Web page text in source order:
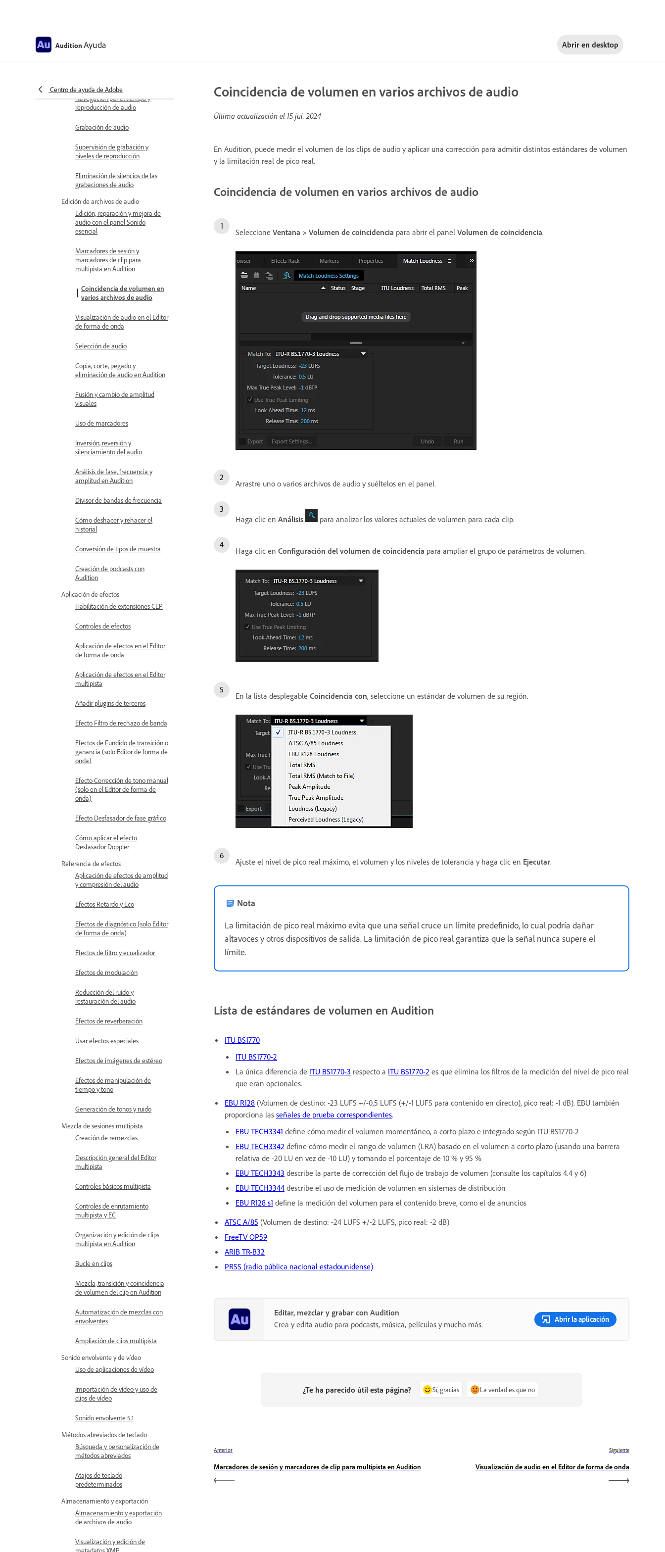
Audition Ayuda Abrir en desktop
Centro de ayuda de Adobe
Extracción de audio desde CD
Navegación por el tiempo y
reproducción de audio
Grabación de audio
Supervisión de grabación y
niveles de reproducción
Eliminación de silencios de las
grabaciones de audio
Edición de archivos de audio
Edición, reparación y mejora de
audio con el panel Sonido
esencial
Marcadores de sesión y
marcadores de clip para
multipista en Audition
Coincidencia de volumen en
varios archivos de audio
Visualización de audio en el Editor
de forma de onda
Selección de audio
Copia, corte, pegado y
eliminación de audio en Audition
Fusión y cambio de amplitud
visuales
Uso de marcadores
Inversión, reversión y
silenciamiento del audio
Análisis de fase, frecuencia y
amplitud en Audition
Divisor de bandas de frecuencia
Cómo deshacer y rehacer el
historial
Conversión de tipos de muestra
Creación de podcasts con
Audition
Aplicación de efectos
Habilitación de extensiones CEP
Controles de efectos
Aplicación de efectos en el Editor
de forma de onda
Aplicación de efectos en el Editor
multipista
Añadir plugins de terceros
Efecto Filtro de rechazo de banda
Efectos de Fundido de transición o
ganancia (solo Editor de forma de
onda)
Efecto Corrección de tono manual
(solo en el Editor de forma de
onda)
Efecto Desfasador de fase gráfico
Cómo aplicar el efecto
Desfasador Doppler
Referencia de efectos
Aplicación de efectos de amplitud
y compresión del audio
Efectos Retardo y Eco
Efectos de diagnóstico (solo Editor
de forma de onda)
Efectos de filtro y ecualizador
Efectos de modulación
Reducción del ruido y
restauración del audio
Efectos de reverberación
Usar efectos especiales
Efectos de imágenes de estéreo
Efectos de manipulación de
tiempo y tono
Generación de tonos y ruido
Mezcla de sesiones multipista
Creación de remezclas
Descripción general del Editor
multipista
Controles básicos multipista
Controles de enrutamiento
multipista y EC
Organización y edición de clips
multipista en Audition
Bucle en clips
Mezcla, transición y coincidencia
de volumen del clip en Audition
Automatización de mezclas con
envolventes
Ampliación de clips multipista
Sonido envolvente y de vídeo
Uso de aplicaciones de vídeo
Importación de vídeo y uso de
clips de vídeo
Sonido envolvente 5.1
Métodos abreviados de teclado
Búsqueda y personalización de
métodos abreviados
Atajos de teclado
predeterminados
Almacenamiento y exportación
Almacenamiento y exportación
de archivos de audio
Visualización y edición de
metadatos XMP
Coincidencia de volumen en varios archivos de audio
Última actualización el 15 jul. 2024
En Audition, puede medir el volumen de los clips de audio y aplicar una corrección para admitir distintos estándares de volumen
y la limitación real de pico real.
Coincidencia de volumen en varios archivos de audio
Seleccione Ventana > Volumen de coincidencia para abrir el panel Volumen de coincidencia.
Arrastre uno o varios archivos de audio y suéltelos en el panel.
Haga clic en Análisis para analizar los valores actuales de volumen para cada clip.
Haga clic en Configuración del volumen de coincidencia para ampliar el grupo de parámetros de volumen.
En la lista desplegable Coincidencia con, seleccione un estándar de volumen de su región.
Ajuste el nivel de pico real máximo, el volumen y los niveles de tolerancia y haga clic en Ejecutar.
Nota
La limitación de pico real máximo evita que una señal cruce un límite predefinido, lo cual podría dañar
altavoces y otros dispositivos de salida. La limitación de pico real garantiza que la señal nunca supere el
límite.
Lista de estándares de volumen en Audition
ITU BS1770
ITU BS1770-2
La única diferencia de ITU BS1770-3 respecto a ITU BS1770-2 es que elimina los filtros de la medición del nivel de pico real
que eran opcionales.
EBU R128 (Volumen de destino: -23 LUFS +/-0,5 LUFS (+/-1 LUFS para contenido en directo), pico real: -1 dB). EBU también
proporciona las señales de prueba correspondientes.
EBU TECH3341 define cómo medir el volumen momentáneo, a corto plazo e integrado según ITU BS1770-2
EBU TECH3342 define cómo medir el rango de volumen (LRA) basado en el volumen a corto plazo (usando una barrera
relativa de -20 LU en vez de -10 LU) y tomando el porcentaje de 10 % y 95 %
EBU TECH3343 describe la parte de corrección del flujo de trabajo de volumen (consulte los capítulos 4.4 y 6)
EBU TECH3344 describe el uso de medición de volumen en sistemas de distribución
EBU R128 s1 define la medición del volumen para el contenido breve, como el de anuncios
ATSC A/85 (Volumen de destino: -24 LUFS +/-2 LUFS, pico real: -2 dB)
FreeTV OP59
ARIB TR-B32
PRSS (radio pública nacional estadounidense)
Editar, mezclar y grabar con Audition
Crea y edita audio para podcasts, música, películas y mucho más.
Abrir la aplicación
¿Te ha parecido útil esta página? Sí, gracias La verdad es que no
Anterior
Marcadores de sesión y marcadores de clip para multipista en Audition
Siguiente
Visualización de audio en el Editor de forma de onda